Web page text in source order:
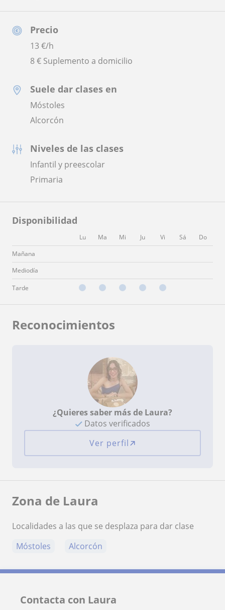
Precio
13 €/h
8 € Suplemento a domicilio
Suele dar clases en
Móstoles
Alcorcón
Niveles de las clases
Infantil y preescolar
Primaria
Disponibilidad
Lu Ma Mi Ju Vi Sá
Do
Mañana
Mediodía
Tarde
Reconocimientos
¿Quieres saber más de Laura?
Datos verificados
Ver perfil
Zona de Laura
Localidades a las que se desplaza para dar clase
Móstoles
Alcorcón
Contacta con Laura